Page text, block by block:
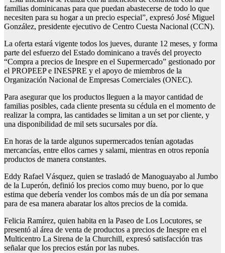
familias dominicanas para que puedan abastecerse de todo lo que
necesiten para su hogar a un precio especial”, expresó José Miguel
González, presidente ejecutivo de Centro Cuesta Nacional (CCN).
La oferta estará vigente todos los jueves, durante 12 meses, y forma
parte del esfuerzo del Estado dominicano a través del proyecto
“Compra a precios de Inespre en el Supermercado” gestionado por
el PROPEEP e INESPRE y el apoyo de miembros de la
Organización Nacional de Empresas Comerciales (ONEC).
Para asegurar que los productos lleguen a la mayor cantidad de
familias posibles, cada cliente presenta su cédula en el momento de
realizar la compra, las cantidades se limitan a un set por cliente, y
una disponibilidad de mil sets sucursales por día.
En horas de la tarde algunos supermercados tenían agotadas
mercancías, entre ellos carnes y salami, mientras en otros reponía
productos de manera constantes.
Eddy Rafael Vásquez, quien se trasladó de Manoguayabo al Jumbo
de la Luperón, definió los precios como muy bueno, por lo que
estima que debería vender los combos más de un día por semana
para de esa manera abaratar los altos precios de la comida.
Felicia Ramírez, quien habita en la Paseo de Los Locutores, se
presentó al área de venta de productos a precios de Inespre en el
Multicentro La Sirena de la Churchill, expresó satisfacción tras
señalar que los precios están por las nubes.